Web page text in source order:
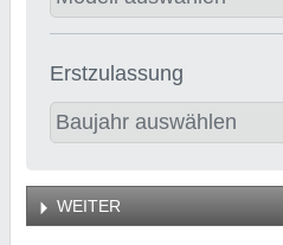
Erstzulassung
WEITER